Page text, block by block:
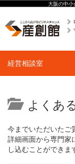
大阪の中小
経営相談室
よくあ
今までいただいたご
詳細画面から専門家
し込むことができま